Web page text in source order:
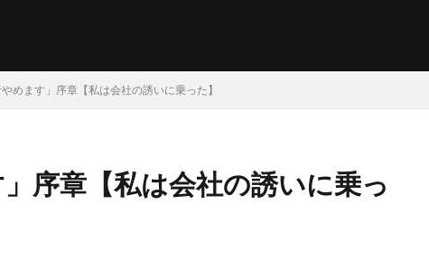
やめます」序章【私は会社の誘いに乗った】
」序章【私は会社の誘いに乗っ